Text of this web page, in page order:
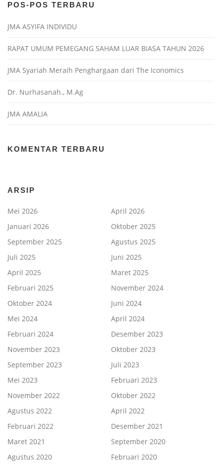
POS-POS TERBARU
JMA ASYIFA INDIVIDU
RAPAT UMUM PEMEGANG SAHAM LUAR BIASA TAHUN 2026
JMA Syariah Meraih Penghargaan dari The Iconomics
Dr. Nurhasanah., M.Ag
JMA AMALIA
KOMENTAR TERBARU
ARSIP
Mei 2026
April 2026
Januari 2026
Oktober 2025
September 2025
Agustus 2025
Juli 2025
Juni 2025
April 2025
Maret 2025
Februari 2025
November 2024
Oktober 2024
Juni 2024
Mei 2024
April 2024
Februari 2024
Desember 2023
November 2023
Oktober 2023
September 2023
Juli 2023
Mei 2023
Februari 2023
November 2022
Oktober 2022
Agustus 2022
April 2022
Februari 2022
Desember 2021
Maret 2021
September 2020
Agustus 2020
Februari 2020